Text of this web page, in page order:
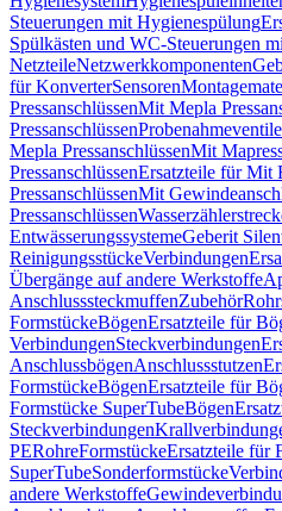
Steuerungen mit Hygienespülung
Spülkästen und WC-Steuerungen
NetzteileNetzwerkkomponenten
für KonverterSensoren
PressanschlüssenMit Mepla
PressanschlüssenProbenahmeventile
Mepla PressanschlüssenMit
PressanschlüssenErsatzteile für Mit
PressanschlüssenMit
Pressanschlüssen
EntwässerungssystemeGeberit
ReinigungsstückeVerbindungen
Übergänge auf andere Werkstoffe
AnschlusssteckmuffenZubehör
FormstückeBögenErsatzteile für
VerbindungenSteckverbindungen
AnschlussbögenAnschlussstutzen
FormstückeBögenErsatzteile für
Formstücke SuperTubeBögen
Steckverbindungen
PERohreFormstückeErsatzteile für
SuperTubeSonderformstücke
andere Werkstoffe